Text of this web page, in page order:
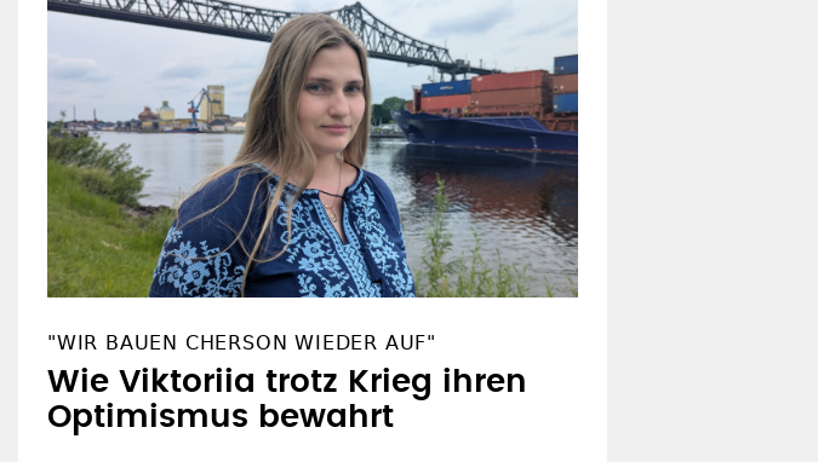
"WIR BAUEN CHERSON WIEDER AUF"
Wie Viktoriia trotz Krieg ihren
Optimismus bewahrt